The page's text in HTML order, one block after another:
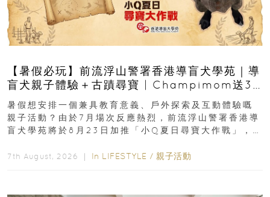
【暑假必玩】前流浮山警署香港導盲犬學苑｜導
盲犬親子體驗＋古蹟尋寶 | Champimom送3
組免費名額
暑假想安排一個兼具教育意義、戶外探索及互動體驗嘅
親子活動？由於7月場次反應熱烈，前流浮山警署香港導
盲犬學苑將於8月23日加推「小Q夏日尋寶大作戰」，家
7th August, 2026 ｜ In LIFESTYLE / 親子活動